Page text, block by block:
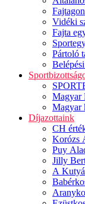
Vidéki
Fajta
Pártoló
Magyar
Magyar
Díjazottaink
CH
Korózs
Puy
Jilly
A